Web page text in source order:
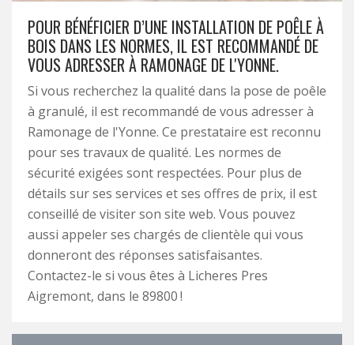
POUR BÉNÉFICIER D’UNE INSTALLATION DE POÊLE À
BOIS DANS LES NORMES, IL EST RECOMMANDÉ DE
VOUS ADRESSER À RAMONAGE DE L'YONNE.
Si vous recherchez la qualité dans la pose de poêle
à granulé, il est recommandé de vous adresser à
Ramonage de l'Yonne. Ce prestataire est reconnu
pour ses travaux de qualité. Les normes de
sécurité exigées sont respectées. Pour plus de
détails sur ses services et ses offres de prix, il est
conseillé de visiter son site web. Vous pouvez
aussi appeler ses chargés de clientèle qui vous
donneront des réponses satisfaisantes.
Contactez-le si vous êtes à Licheres Pres
Aigremont, dans le 89800 !